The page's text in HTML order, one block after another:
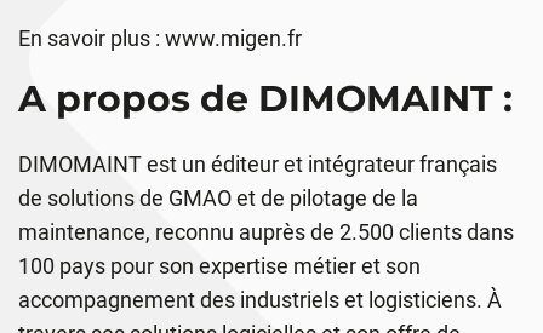
En savoir plus : www.migen.fr
A propos de DIMOMAINT :
DIMOMAINT est un éditeur et intégrateur français
de solutions de GMAO et de pilotage de la
maintenance, reconnu auprès de 2.500 clients dans
100 pays pour son expertise métier et son
accompagnement des industriels et logisticiens. À